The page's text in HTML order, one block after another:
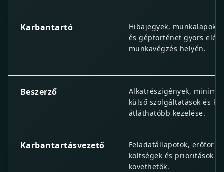
Karbantartó
Hibajegyek, munkalapok,
és géptörténet gyors
munkavégzés helyén.
Beszerző
Alkatrészigények,
külső szolgáltatások és
átláthatóbb kezelése.
Karbantartásvezető
Feladatállapotok,
költségek és prioritások
követhetők.